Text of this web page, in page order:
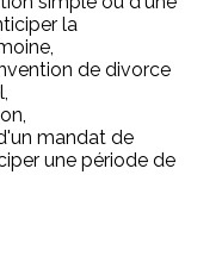
la
de divorce
mandat de
une période de